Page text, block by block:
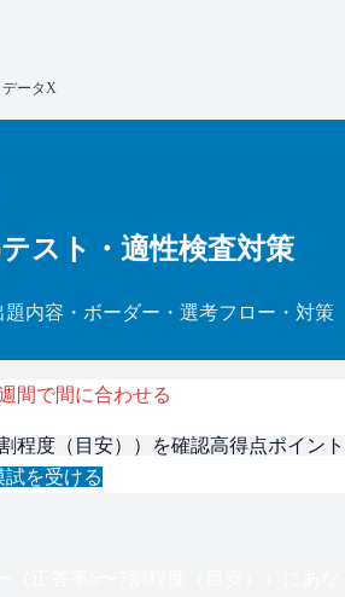
データX
スト・適性検査対策
題内容・ボーダー・選考フロー・対策
間で間に合わせる
程度（目安） ）を確認高得点ポイント
試を受ける